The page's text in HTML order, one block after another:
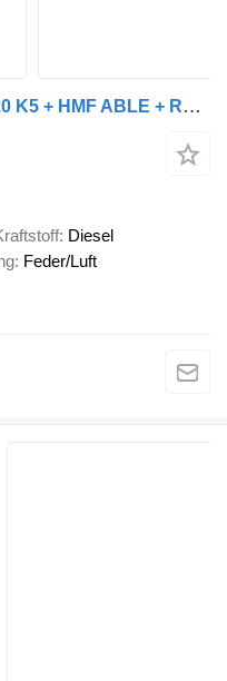
MAN TGS 35.480 8X4 HMF 2420 K5 + HMF ABLE + REMOTE CONTROL
Diesel
Feder/Luft